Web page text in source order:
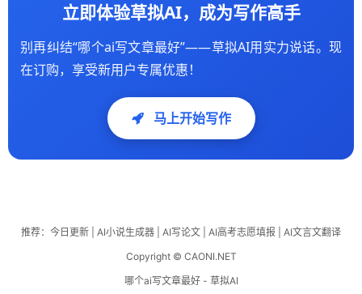
立即体验草拟AI，成为写作高手
别再纠结“哪个ai写文章最好”——草拟AI用实力说话。现
在订购，享受新用户专属优惠！
马上开始写作
推荐： 今日更新 AI小说生成器 AI写论文 AI高考志愿填报
AI文言文翻译
Copyright © CAONI.NET
哪个ai写文章最好 - 草拟AI